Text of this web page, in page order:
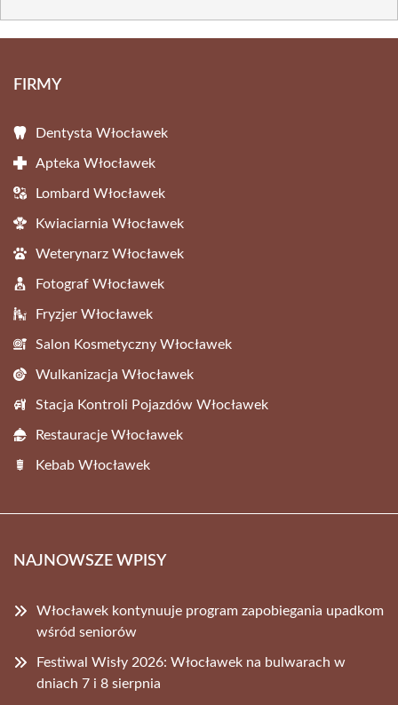
FIRMY
Dentysta Włocławek
Apteka Włocławek
Lombard Włocławek
Kwiaciarnia Włocławek
Weterynarz Włocławek
Fotograf Włocławek
Fryzjer Włocławek
Salon Kosmetyczny Włocławek
Wulkanizacja Włocławek
Stacja Kontroli Pojazdów Włocławek
Restauracje Włocławek
Kebab Włocławek
NAJNOWSZE WPISY
Włocławek kontynuuje program zapobiegania upadkom
wśród seniorów
Festiwal Wisły 2026: Włocławek na bulwarach w
dniach 7 i 8 sierpnia